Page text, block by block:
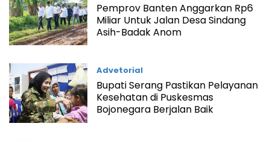
Pemprov Banten Anggarkan Rp6
Miliar Untuk Jalan Desa Sindang
Asih-Badak Anom
Advetorial
Bupati Serang Pastikan Pelayanan
Kesehatan di Puskesmas
Bojonegara Berjalan Baik